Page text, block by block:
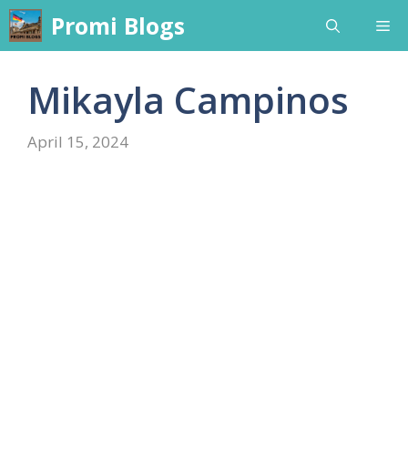
Skip
to
content
Promi Blogs
Mikayla Campinos
April 15, 2024